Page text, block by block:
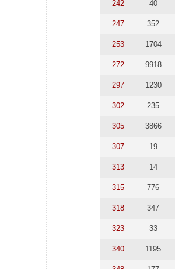
242 40
247 352
253 1704
272 9918
297 1230
302 235
305 3866
307 19
313 14
315 776
318 347
323 33
340 1195